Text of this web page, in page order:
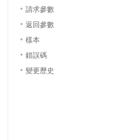
請求參數
返回參數
樣本
錯誤碼
變更歷史